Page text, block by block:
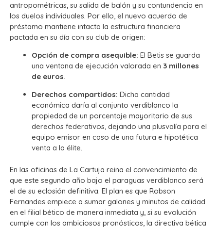
antropométricas, su salida de balón y su contundencia en
los duelos individuales. Por ello, el nuevo acuerdo de
préstamo mantiene intacta la estructura financiera
pactada en su día con su club de origen:
Opción de compra asequible: El Betis se guarda
una ventana de ejecución valorada en 3 millones
de euros.
Derechos compartidos: Dicha cantidad
económica daría al conjunto verdiblanco la
propiedad de un porcentaje mayoritario de sus
derechos federativos, dejando una plusvalía para el
equipo emisor en caso de una futura e hipotética
venta a la élite.
En las oficinas de La Cartuja reina el convencimiento de
que este segundo año bajo el paraguas verdiblanco será
el de su eclosión definitiva. El plan es que Robson
Fernandes empiece a sumar galones y minutos de calidad
en el filial bético de manera inmediata y, si su evolución
cumple con los ambiciosos pronósticos, la directiva bética